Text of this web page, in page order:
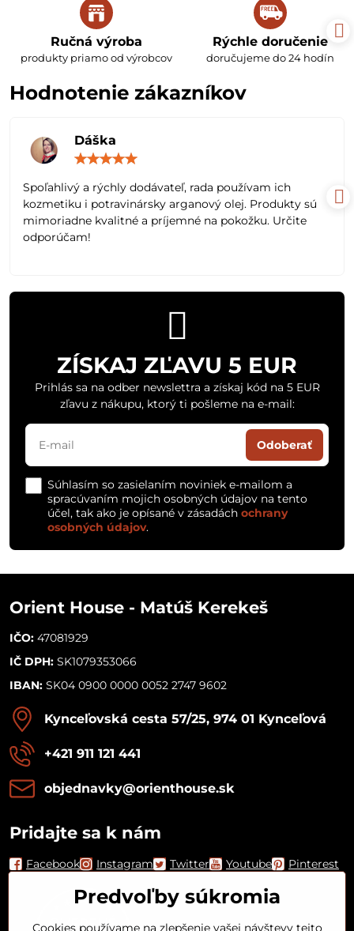
Ručná výroba
produkty priamo od výrobcov
Rýchle doručenie
doručujeme do 24 hodín
Hodnotenie zákazníkov
Dáška
5
Spoľahlivý a rýchly dodávateľ, rada používam ich
kozmetiku i potravinársky arganový olej. Produkty sú
mimoriadne kvalitné a príjemné na pokožku. Určite
odporúčam!
ZÍSKAJ ZĽAVU 5 EUR
Prihlás sa na odber newslettra a získaj kód na 5 EUR
zľavu z nákupu, ktorý ti pošleme na e-mail:
Odoberať
Súhlasím so zasielaním noviniek e-mailom a
spracúvaním mojich osobných údajov na tento
účel, tak ako je opísané v zásadách ochrany
osobných údajov.
Orient House - Matúš Kerekeš
IČO: 47081929
IČ DPH: SK1079353066
IBAN: SK04 0900 0000 0052 2747 9602
Kynceľovská cesta 57/25, 974 01 Kynceľová
+421 911 121 441
objednavky​@orienthouse​.sk
Pridajte sa k nám
Facebook Instagram Twitter Youtube Pinterest
Predvoľby súkromia
Cookies používame na zlepšenie vašej návštevy tejto